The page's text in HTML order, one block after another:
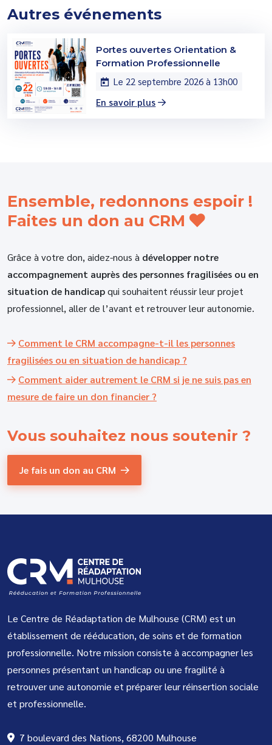
Autres événements
Portes ouvertes Orientation &
Formation Professionnelle
Le 22 septembre 2026 à 13h00
En savoir plus
Ensemble, redonnons espoir !
Faites un don au CRM
Grâce à votre don, aidez-nous à développer notre
accompagnement auprès des personnes fragilisées ou en
situation de handicapqui souhaitent réussir leur projet
professionnel, aller de l’avant et retrouver leur autonomie.
Comment le CRM accompagne-t-il les personnes
fragilisées ou en situation de handicap ?
Comment aider autrement le CRM si je ne suis pas en
mesure de faire un don financier ?
Vous souhaitez nous soutenir ?
Je fais un don au CRM
Le Centre de Réadaptation de Mulhouse (CRM) est un
établissement de rééducation, de soins et de formation
professionnelle. Notre mission consiste à accompagner les
personnes présentant un handicap ou une fragilité à
retrouver une autonomie et préparer leur réinsertion sociale
et professionnelle.
7 boulevard des Nations, 68200 Mulhouse